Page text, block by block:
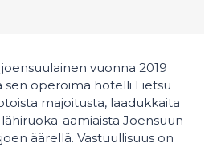
vuonna 2019
sen operoima hotelli Lietsu
majoitusta, laadukkaita
aamiaista Joensuun
äärellä. Vastuullisuus on